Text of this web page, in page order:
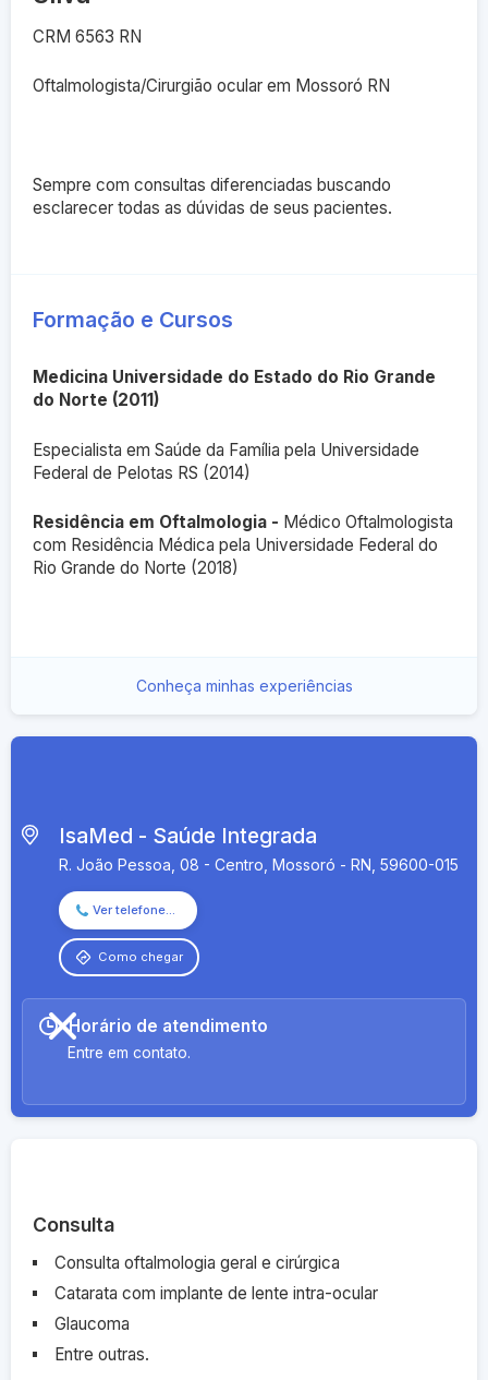
Conheça minhas experiências
CRM 6563 RN
Oftalmologista/Cirurgião ocular em Mossoró RN
Sempre com consultas diferenciadas buscando
esclarecer todas as dúvidas de seus pacientes.
Formação e Cursos
Medicina Universidade do Estado do Rio Grande
do Norte (2011)
Especialista em Saúde da Família pela Universidade
Federal de Pelotas RS (2014)
Residência em Oftalmologia - Médico Oftalmologista
com Residência Médica pela Universidade Federal do
Rio Grande do Norte (2018)
IsaMed - Saúde Integrada
R. João Pessoa, 08 - Centro, Mossoró - RN, 59600-015
2142- Chamar
agora
0101 agora
Ver telefone...
Como chegar
Horário de atendimento
Entre em contato.
Consulta
Consulta oftalmologia geral e cirúrgica
Catarata com implante de lente intra-ocular
Glaucoma
Entre outras.